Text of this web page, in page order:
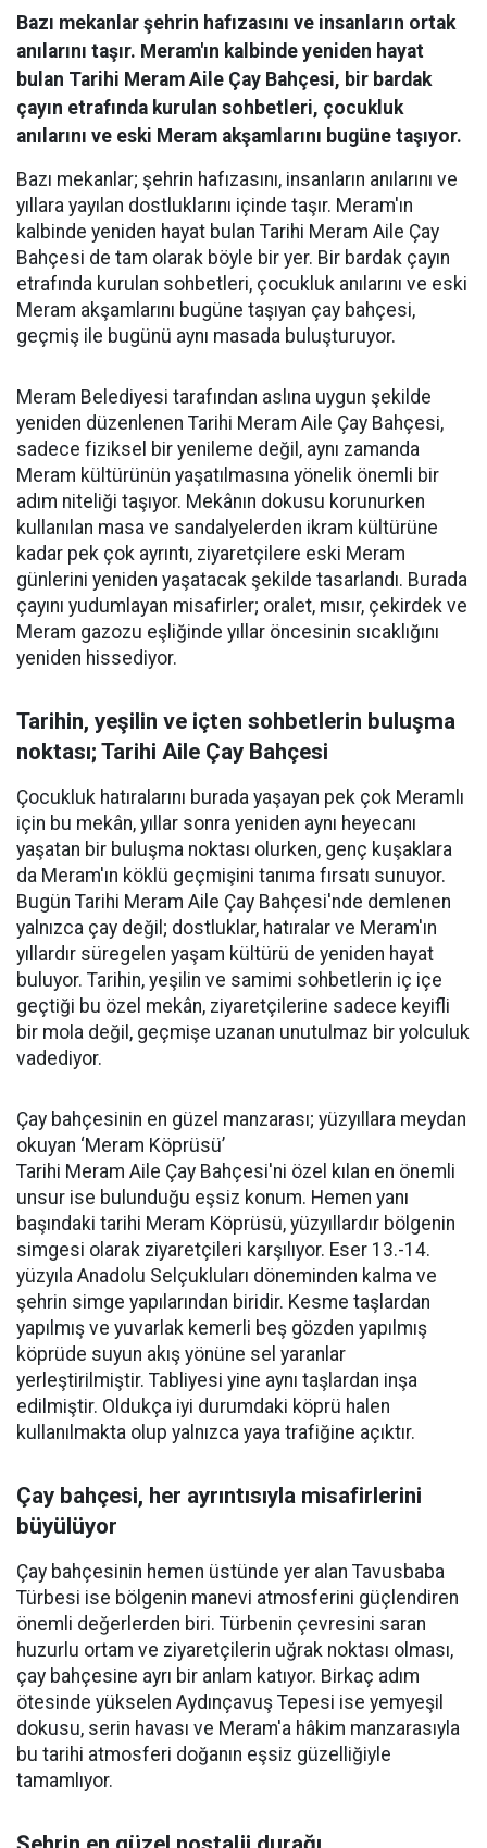
Bazı mekanlar şehrin hafızasını ve insanların ortak
anılarını taşır. Meram'ın kalbinde yeniden hayat
bulan Tarihi Meram Aile Çay Bahçesi, bir bardak
çayın etrafında kurulan sohbetleri, çocukluk
anılarını ve eski Meram akşamlarını bugüne taşıyor.
Bazı mekanlar; şehrin hafızasını, insanların anılarını ve
yıllara yayılan dostluklarını içinde taşır. Meram'ın
kalbinde yeniden hayat bulan Tarihi Meram Aile Çay
Bahçesi de tam olarak böyle bir yer. Bir bardak çayın
etrafında kurulan sohbetleri, çocukluk anılarını ve eski
Meram akşamlarını bugüne taşıyan çay bahçesi,
geçmiş ile bugünü aynı masada buluşturuyor.
Meram Belediyesi tarafından aslına uygun şekilde
yeniden düzenlenen Tarihi Meram Aile Çay Bahçesi,
sadece fiziksel bir yenileme değil, aynı zamanda
Meram kültürünün yaşatılmasına yönelik önemli bir
adım niteliği taşıyor. Mekânın dokusu korunurken
kullanılan masa ve sandalyelerden ikram kültürüne
kadar pek çok ayrıntı, ziyaretçilere eski Meram
günlerini yeniden yaşatacak şekilde tasarlandı. Burada
çayını yudumlayan misafirler; oralet, mısır, çekirdek ve
Meram gazozu eşliğinde yıllar öncesinin sıcaklığını
yeniden hissediyor.
Tarihin, yeşilin ve içten sohbetlerin buluşma
noktası; Tarihi Aile Çay Bahçesi
Çocukluk hatıralarını burada yaşayan pek çok Meramlı
için bu mekân, yıllar sonra yeniden aynı heyecanı
yaşatan bir buluşma noktası olurken, genç kuşaklara
da Meram'ın köklü geçmişini tanıma fırsatı sunuyor.
Bugün Tarihi Meram Aile Çay Bahçesi'nde demlenen
yalnızca çay değil; dostluklar, hatıralar ve Meram'ın
yıllardır süregelen yaşam kültürü de yeniden hayat
buluyor. Tarihin, yeşilin ve samimi sohbetlerin iç içe
geçtiği bu özel mekân, ziyaretçilerine sadece keyifli
bir mola değil, geçmişe uzanan unutulmaz bir yolculuk
vadediyor.
Çay bahçesinin en güzel manzarası; yüzyıllara meydan
okuyan ‘Meram Köprüsü’
Tarihi Meram Aile Çay Bahçesi'ni özel kılan en önemli
unsur ise bulunduğu eşsiz konum. Hemen yanı
başındaki tarihi Meram Köprüsü, yüzyıllardır bölgenin
simgesi olarak ziyaretçileri karşılıyor. Eser 13.-14.
yüzyıla Anadolu Selçukluları döneminden kalma ve
şehrin simge yapılarından biridir. Kesme taşlardan
yapılmış ve yuvarlak kemerli beş gözden yapılmış
köprüde suyun akış yönüne sel yaranlar
yerleştirilmiştir. Tabliyesi yine aynı taşlardan inşa
edilmiştir. Oldukça iyi durumdaki köprü halen
kullanılmakta olup yalnızca yaya trafiğine açıktır.
Çay bahçesi, her ayrıntısıyla misafirlerini
büyülüyor
Çay bahçesinin hemen üstünde yer alan Tavusbaba
Türbesi ise bölgenin manevi atmosferini güçlendiren
önemli değerlerden biri. Türbenin çevresini saran
huzurlu ortam ve ziyaretçilerin uğrak noktası olması,
çay bahçesine ayrı bir anlam katıyor. Birkaç adım
ötesinde yükselen Aydınçavuş Tepesi ise yemyeşil
dokusu, serin havası ve Meram'a hâkim manzarasıyla
bu tarihi atmosferi doğanın eşsiz güzelliğiyle
tamamlıyor.